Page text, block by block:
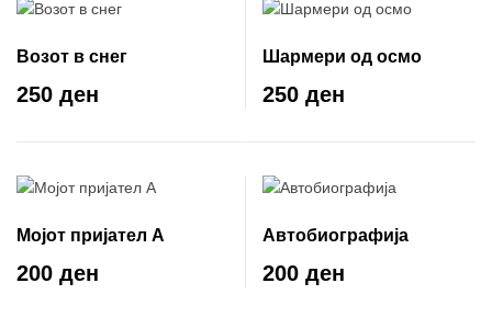
Возот в снег
250 ден
Шармери од осмо
250 ден
Мојот пријател А
200 ден
Автобиографија
200 ден